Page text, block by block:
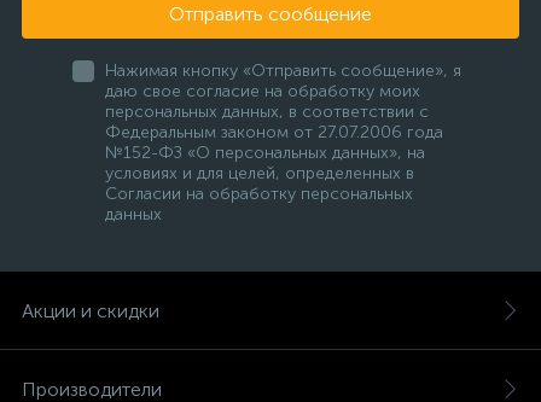
Отправить сообщение
Нажимая кнопку «Отправить сообщение», я
даю свое согласие на обработку моих
персональных данных, в соответствии с
Федеральным законом от 27.07.2006 года
№152-ФЗ «О персональных данных», на
условиях и для целей, определенных в
Согласии на обработку персональных
данных
Акции и скидки
Производители